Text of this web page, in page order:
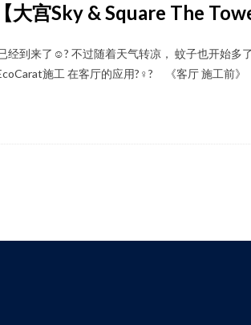
宫Sky & Square The
到来了☺️? 不过随着天气转凉， 蚊子也开始多
施工 在客厅的应用?‍♀️? 《客厅 施工前